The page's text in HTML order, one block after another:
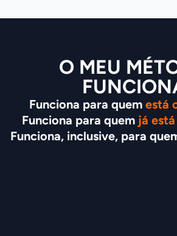
O MEU
Funciona para quem está
Funciona para quem já
Funciona, inclusive, para